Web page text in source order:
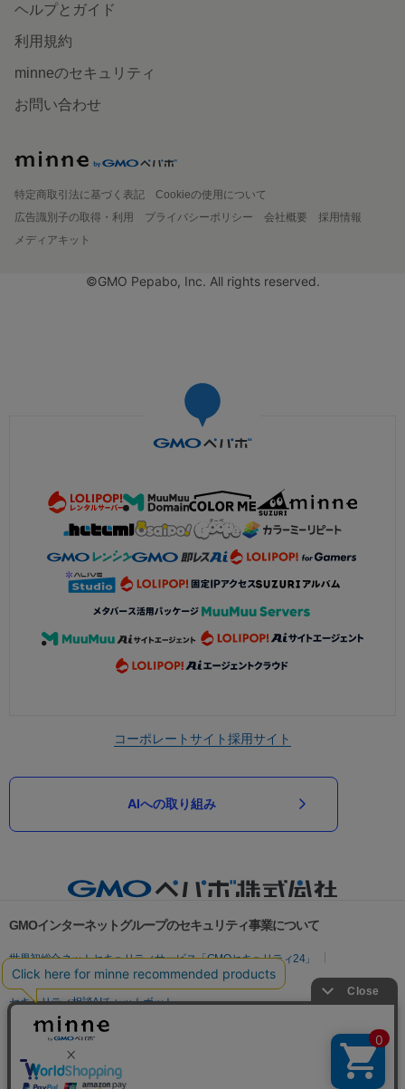
ヘルプとガイド
利用規約
minneのセキュリティ
お問い合わせ
特定商取引法に基づく表記
Cookieの使用について
広告識別子の取得・利用
プライバシーポリシー 会社概要
採用情報
メディアキット
©GMO Pepabo, Inc. All rights reserved.
コーポレートサイト採用サイト
AIへの取り組み
GMOインターネットグループのセキュリティ事業について
世界初総合ネットセキュリティサービス「GMOセキュリティ24」
パスワード漏洩診断
Webサイトリスク診断
セキュリティ相談AIチャットボット
実在証明・盗聴対策
サイバー攻撃対策（GMO Flatt Security）